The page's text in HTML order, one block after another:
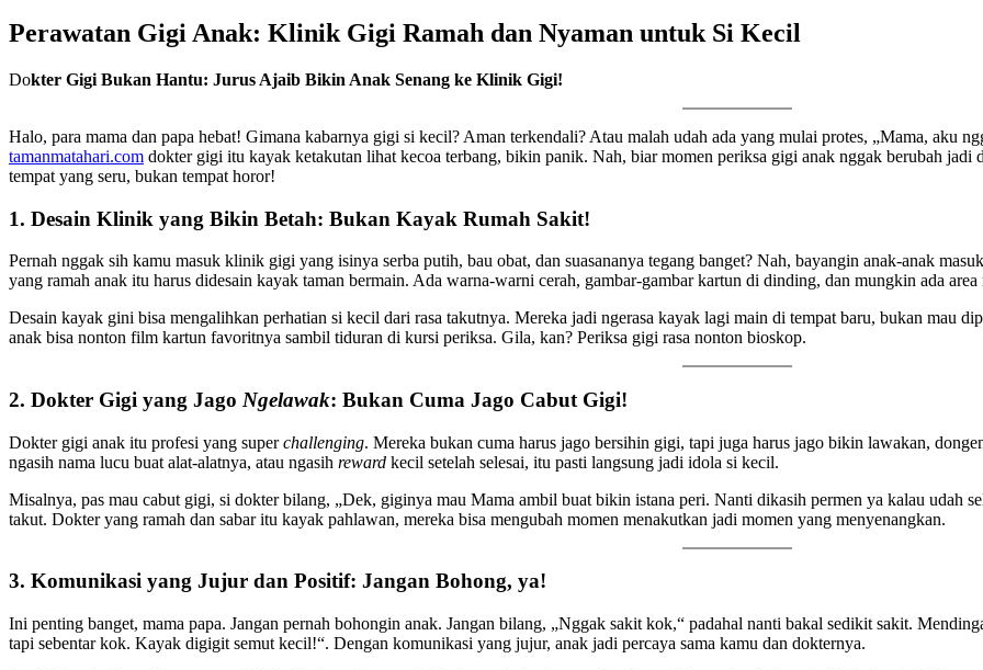
Perawatan Gigi Anak: Klinik Gigi Ramah dan Nyaman untuk Si Kecil
Dokter Gigi Bukan Hantu: Jurus Ajaib Bikin Anak Senang ke Klinik Gigi!
Halo, para mama dan papa hebat! Gimana kabarnya gigi si kecil? Aman terkendali? Atau malah udah ada yang mulai protes, „Mama, aku
tamanmatahari.com dokter gigi itu kayak ketakutan lihat kecoa terbang, bikin panik. Nah, biar momen periksa gigi anak nggak berubah
tempat yang seru, bukan tempat horor!
1. Desain Klinik yang Bikin Betah: Bukan Kayak Rumah Sakit!
Pernah nggak sih kamu masuk klinik gigi yang isinya serba putih, bau obat, dan suasananya tegang banget? Nah, bayangin anak-anak
yang ramah anak itu harus didesain kayak taman bermain. Ada warna-warni cerah, gambar-gambar kartun di dinding, dan mungkin ada
Desain kayak gini bisa mengalihkan perhatian si kecil dari rasa takutnya. Mereka jadi ngerasa kayak lagi main di tempat baru, bukan mau
anak bisa nonton film kartun favoritnya sambil tiduran di kursi periksa. Gila, kan? Periksa gigi rasa nonton bioskop.
2. Dokter Gigi yang Jago Ngelawak: Bukan Cuma Jago Cabut Gigi!
Dokter gigi anak itu profesi yang superchallenging. Mereka bukan cuma harus jago bersihin gigi, tapi juga harus jago bikin lawakan,
ngasih nama lucu buat alat-alatnya, atau ngasih reward kecil setelah selesai, itu pasti langsung jadi idola si kecil.
Misalnya, pas mau cabut gigi, si dokter bilang, „Dek, giginya mau Mama ambil buat bikin istana peri. Nanti dikasih permen ya kalau udah
takut. Dokter yang ramah dan sabar itu kayak pahlawan, mereka bisa mengubah momen menakutkan jadi momen yang menyenangkan.
3. Komunikasi yang Jujur dan Positif: Jangan Bohong, ya!
Ini penting banget, mama papa. Jangan pernah bohongin anak. Jangan bilang, „Nggak sakit kok,“ padahal nanti bakal sedikit sakit.
tapi sebentar kok. Kayak digigit semut kecil!“. Dengan komunikasi yang jujur, anak jadi percaya sama kamu dan dokternya.